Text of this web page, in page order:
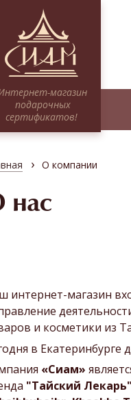
магазин
подарочных
сертификатов!
традиции
для двоих
› О компании
нас
интернет-магазин
и косметики из
в Екатеринбурге
«Сиам»
"Тайский Лекарь"